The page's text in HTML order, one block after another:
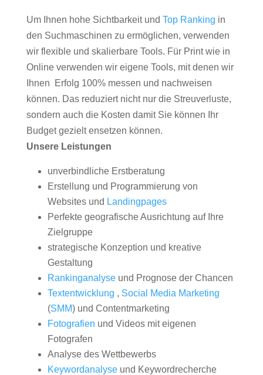
Um Ihnen hohe Sichtbarkeit und Top Ranking in
den Suchmaschinen zu ermöglichen, verwenden
wir flexible und skalierbare Tools. Für Print wie in
Online verwenden wir eigene Tools, mit denen wir
Ihnen Erfolg 100% messen und nachweisen
können. Das reduziert nicht nur die Streuverluste,
sondern auch die Kosten damit Sie können Ihr
Budget gezielt ensetzen können.
Unsere Leistungen
unverbindliche Erstberatung
Erstellung und Programmierung von
Websites und Landingpages
Perfekte geografische Ausrichtung auf Ihre
Zielgruppe
strategische Konzeption und kreative
Gestaltung
Rankinganalyseund Prognose der Chancen
Textentwicklung , Social Media Marketing
(SMM) und Contentmarketing
Fotografien und Videos mit eigenen
Fotografen
Analyse des Wettbewerbs
Keywordanalyseund Keywordrecherche